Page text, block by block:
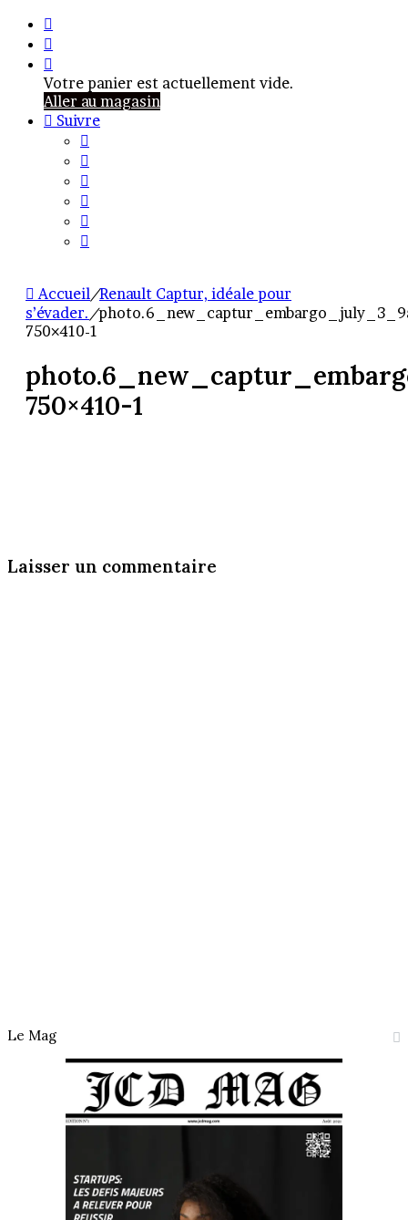
votre
panier
Votre panier est actuellement vide.
Aller au magasin
Suivre
Accueil/Renault Captur, idéale pour
s’évader. /
750×410-1
750×410-1
Laisser un commentaire
Le Mag